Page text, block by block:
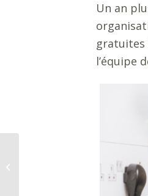
Un an
gratuites
l’équipe